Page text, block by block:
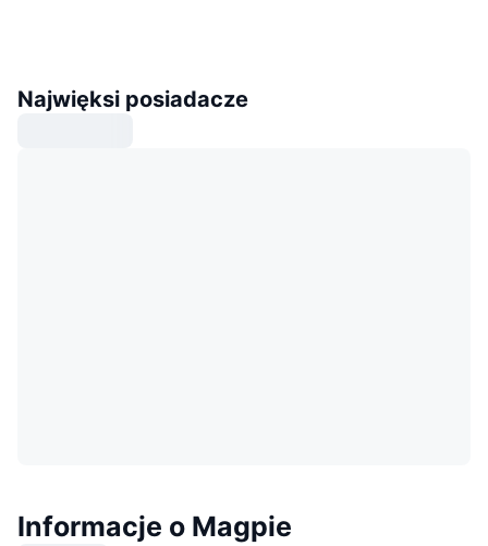
Najwięksi posiadacze
Informacje o Magpie